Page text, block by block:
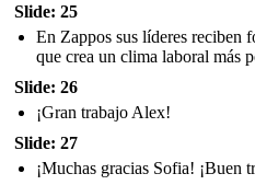
Slide: 25
En Zappos sus líderes reciben
que crea un clima laboral más
Slide: 26
¡Gran trabajo Alex!
Slide: 27
¡Muchas gracias Sofia! ¡Buen